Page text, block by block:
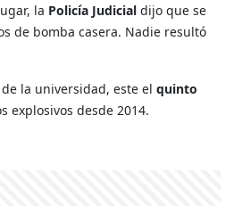
la Policía Judicial dijo que se
de bomba casera. Nadie resultó
la universidad, este elquinto
explosivos desde 2014.